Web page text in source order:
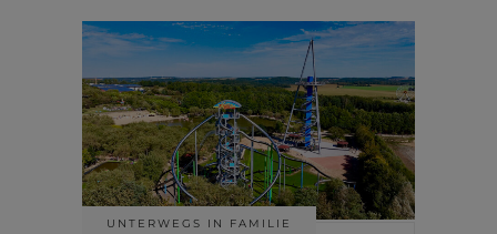
UNTERWEGS IN FAMILIE